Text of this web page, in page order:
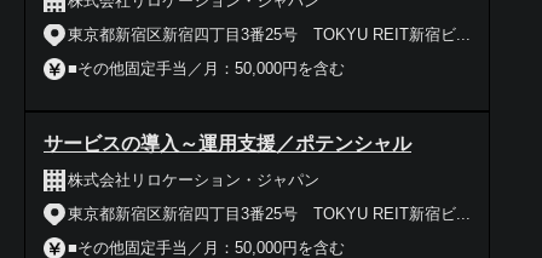
東京都新宿区新宿四丁目3番25号 TOKYU REIT新宿ビ...
■その他固定手当／月：50,000円を含む
サービスの導入～運用支援／ポテンシャル
株式会社リロケーション・ジャパン
東京都新宿区新宿四丁目3番25号 TOKYU REIT新宿ビ...
■その他固定手当／月：50,000円を含む